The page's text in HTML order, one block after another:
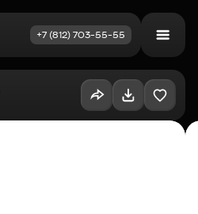
+7 (812) 703-55-55